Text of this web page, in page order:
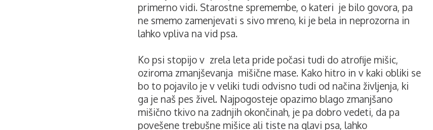
primerno vidi. Starostne spremembe, o kateri je bilo govora, pa
ne smemo zamenjevati s sivo mreno, ki je bela in neprozorna in
lahko vpliva na vid psa.
Ko psi stopijo v zrela leta pride počasi tudi do atrofije mišic,
oziroma zmanjševanja mišične mase. Kako hitro in v kaki obliki se
bo to pojavilo je v veliki tudi odvisno tudi od načina življenja, ki
ga je naš pes živel. Najpogosteje opazimo blago zmanjšano
mišično tkivo na zadnjih okončinah, je pa dobro vedeti, da pa
povešene trebušne mišice ali tiste na glavi psa, lahko